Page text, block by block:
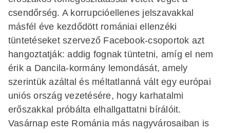
csendőrség. A korrupcióellenes jelszavakkal
másfél éve kezdődött romániai ellenzéki
tüntetéseket szervező Facebook-csoportok azt
hangoztatják: addig fognak tüntetni, amíg el nem
érik a Dancila-kormány lemondását, amely
szerintük azáltal és méltatlanná vált egy európai
uniós ország vezetésére, hogy karhatalmi
erőszakkal próbálta elhallgattatni bírálóit.
Vasárnap este Románia más nagyvárosaiban is